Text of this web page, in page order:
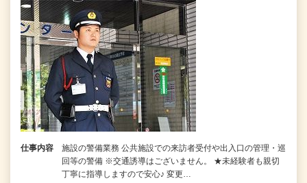
仕事内容
施設の警備業務 公共施設での来訪者受付や出入口の管理・巡
回等の警備 ※交通誘導はございません。 ★未経験者も親切
丁寧に指導しますので安心♪ 変更…